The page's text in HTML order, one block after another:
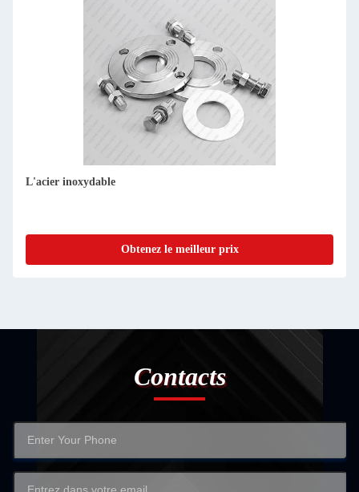
Flanche en acier inoxydable 304/316L, DN15-DN3000 -
Obtenez le meilleur prix
Contacts